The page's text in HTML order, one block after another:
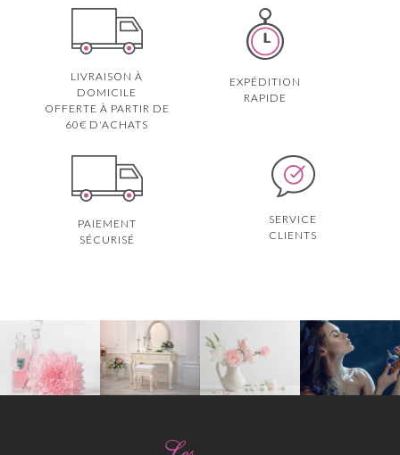
LIVRAISON À
DOMICILE
OFFERTE À PARTIR DE
60€ D'ACHATS
EXPÉDITION
RAPIDE
PAIEMENT
SÉCURISÉ
SERVICE
CLIENTS